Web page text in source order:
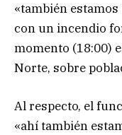
«también
con un incendio
momento (18:00)
Norte, sobre
Al respecto, el
«ahí también